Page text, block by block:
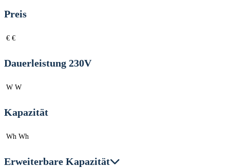
Preis
€ €
Dauerleistung 230V
W W
Kapazität
Wh Wh
Erweiterbare Kapazität